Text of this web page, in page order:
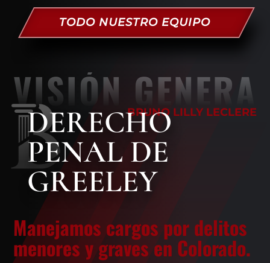
TODO NUESTRO EQUIPO
DERECHO
PENAL DE
GREELEY
VISIÓN BRUNO LILLY LECLERE
Manejamos cargos por delitos
menores y graves en Colorado.